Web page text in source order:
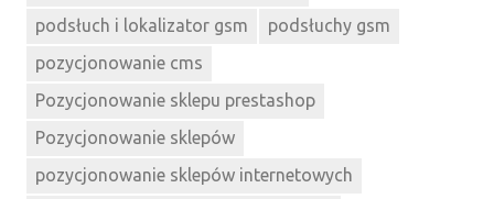
podsłuch i lokalizator gsm
podsłuchy gsm
pozycjonowanie cms
Pozycjonowanie sklepu prestashop
Pozycjonowanie sklepów
pozycjonowanie sklepów internetowych